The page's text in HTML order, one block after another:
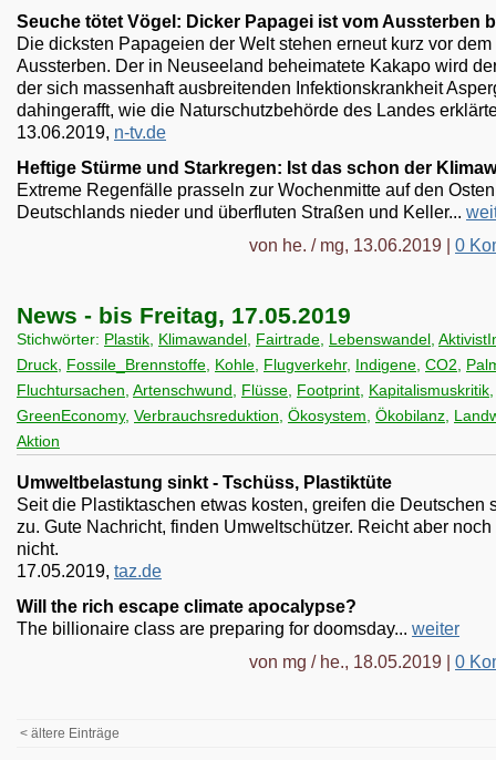
Seuche tötet Vögel: Dicker Papagei ist vom Aussterben
Die dicksten Papageien der Welt stehen erneut kurz vor dem
Aussterben. Der in Neuseeland beheimatete Kakapo wird
der sich massenhaft ausbreitenden Infektionskrankheit
dahingerafft, wie die Naturschutzbehörde des Landes
13.06.2019, n-tv.de
Heftige Stürme und Starkregen: Ist das schon der
Extreme Regenfälle prasseln zur Wochenmitte auf den Osten
Deutschlands nieder und überfluten Straßen und Keller...
von he. / mg, 13.06.2019 | 0
News - bis Freitag, 17.05.2019
Stichwörter: Plastik Klimawandel Fairtrade Lebenswandel
Druck Fossile_Brennstoffe Kohle Flugverkehr, Indigene CO2
Fluchtursachen Artenschwund Flüsse Footprint Kapitalismuskritik
GreenEconomy, Verbrauchsreduktion Ökosystem Ökobilanz
Aktion
Umweltbelastung sinkt - Tschüss, Plastiktüte
Seit die Plastiktaschen etwas kosten, greifen die Deutschen
zu. Gute Nachricht, finden Umweltschützer. Reicht aber
nicht.
17.05.2019, taz.de
Will the rich escape climate apocalypse?
The billionaire class are preparing for doomsday... weiter
von mg / he., 18.05.2019 | 0
< ältere Einträge